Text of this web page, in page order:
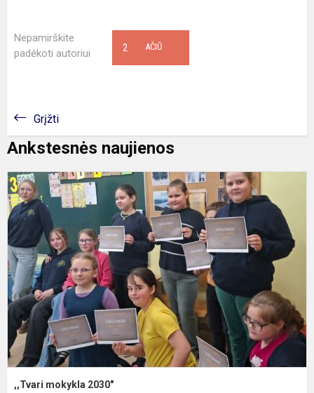
Nepamirškite
padėkoti autoriui
AČIŪ
2
Grįžti
Ankstesnės naujienos
,,Tvari mokykla 2030"